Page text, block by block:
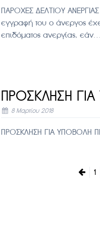
ΠΑΡΟΧΕΣ ΔΕΛΤΙΟΥ
εγγραφή του ο άνεργος
επιδόματος ανεργίας, εάν…
ΠΡΟΣΚΛΗΣΗ
8 Μαρτίου 2018
ΠΡΟΣΚΛΗΣΗ ΓΙΑ ΥΠΟΒΟΛΗ
1